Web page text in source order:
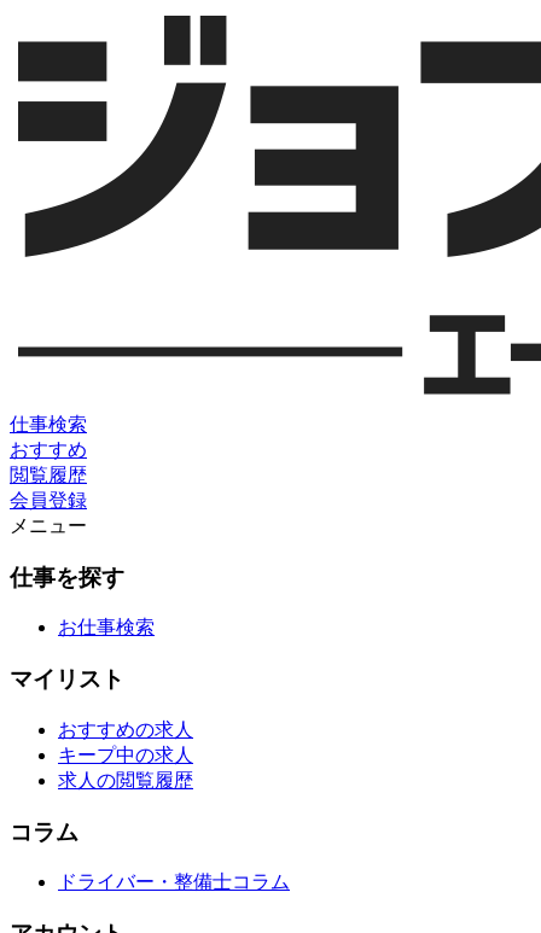
仕事検索
おすすめ
閲覧履歴
会員登録
メニュー
仕事を探す
お仕事検索
マイリスト
おすすめの求人
キープ中の求人
求人の閲覧履歴
コラム
ドライバー・整備士コラム